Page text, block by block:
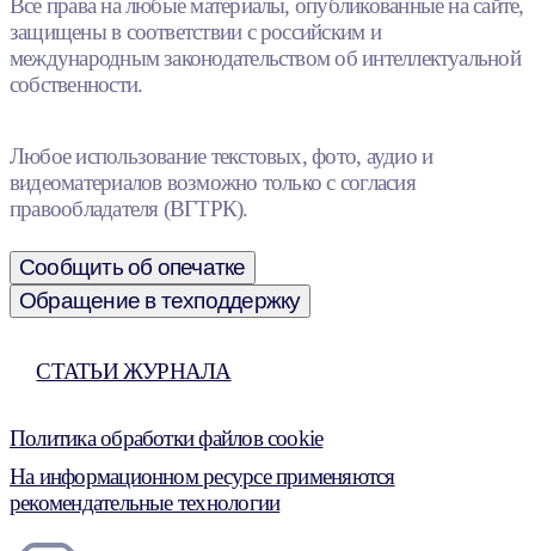
Все права на любые материалы, опубликованные на сайте,
защищены в соответствии с российским и
международным законодательством об интеллектуальной
собственности.
Любое использование текстовых, фото, аудио и
видеоматериалов возможно только с согласия
правообладателя (ВГТРК).
Сообщить об опечатке
Обращение в техподдержку
СТАТЬИ ЖУРНАЛА
Политика обработки файлов cookie
На информационном ресурсе применяются
рекомендательные технологии